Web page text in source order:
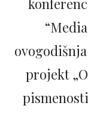
projekt